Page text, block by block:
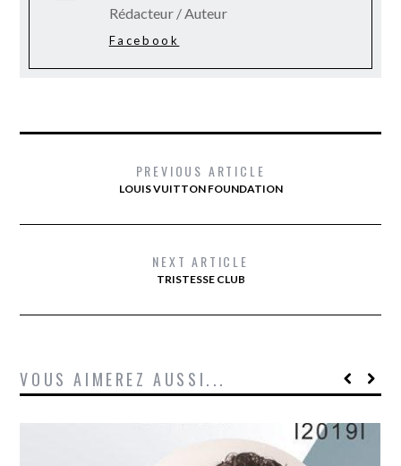
Rédacteur / Auteur
Facebook
PREVIOUS ARTICLE
LOUIS VUITTON FOUNDATION
NEXT ARTICLE
TRISTESSE CLUB
VOUS AIMEREZ AUSSI...